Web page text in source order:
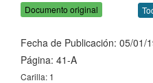
Documento original
Fecha de Publicación: 05/01/
Página: 41-A
Carilla: 1